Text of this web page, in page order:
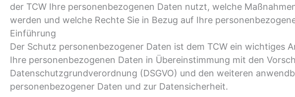
der TCW Ihre personenbezogenen Daten nutzt, welche
werden und welche Rechte Sie in Bezug auf Ihre
Einführung
Der Schutz personenbezogener Daten ist dem TCW ein wichtiges
Ihre personenbezogenen Daten in Übereinstimmung mit den
Datenschutzgrundverordnung (DSGVO) und den weiteren
personenbezogener Daten und zur Datensicherheit.